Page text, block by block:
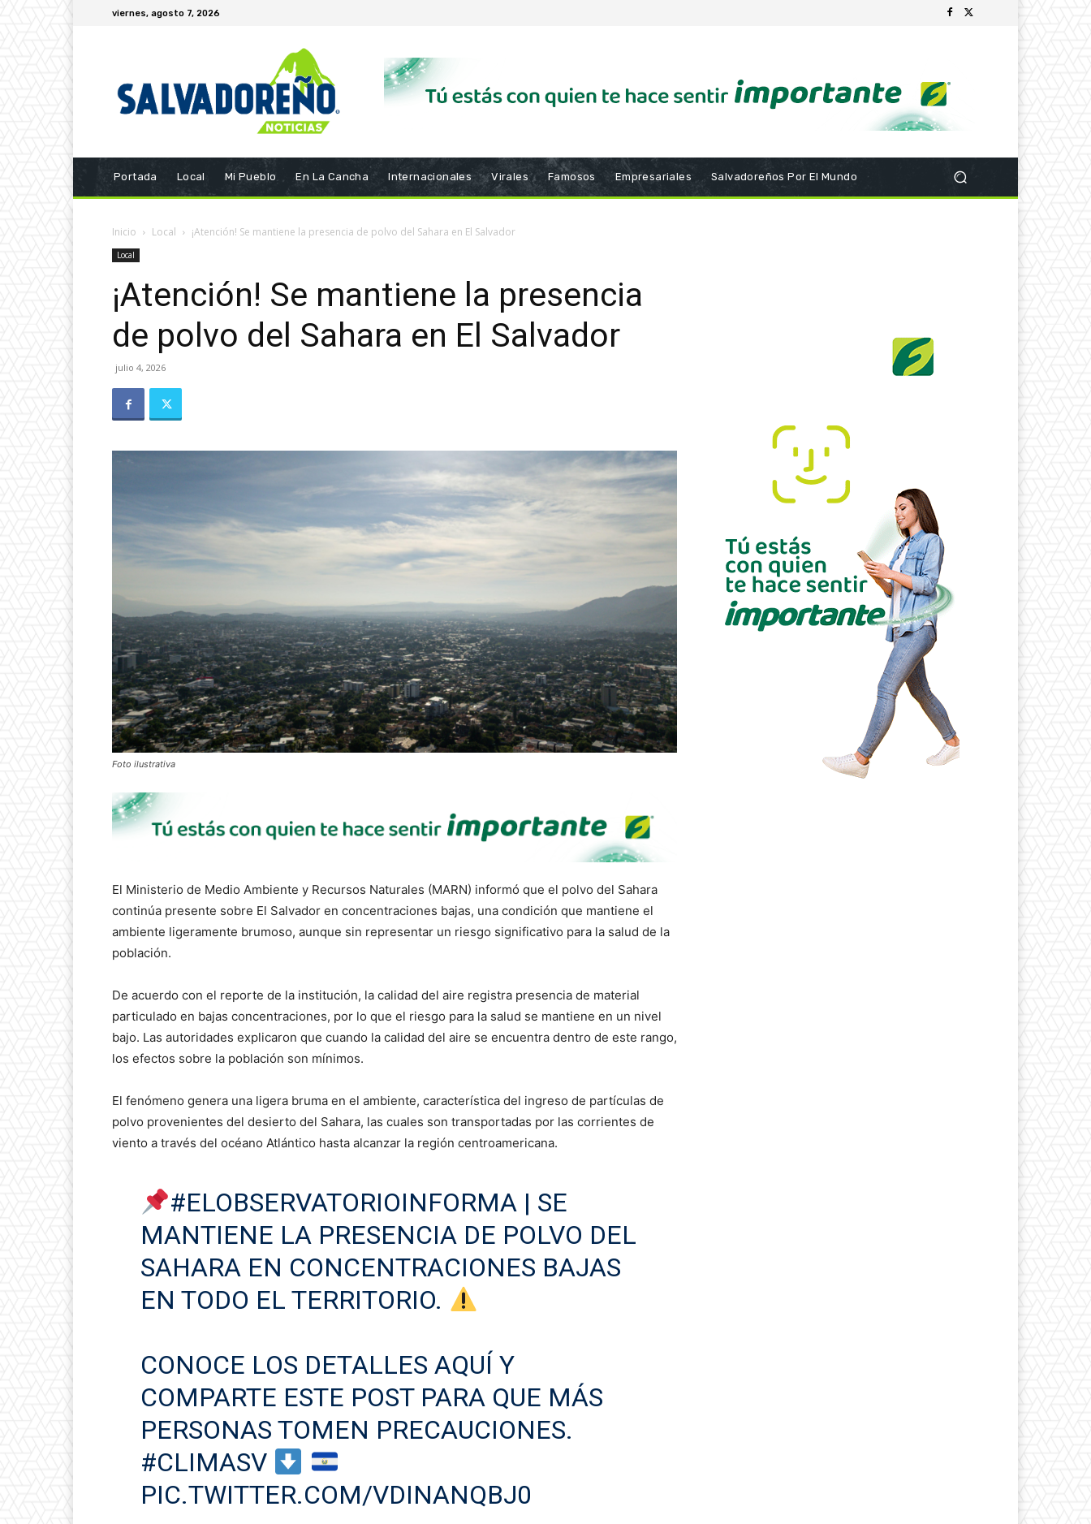
viernes, agosto 7, 2026
Portada Local Mi Pueblo En La Cancha Internacionales Virales Famosos Empresariales Salvadoreños Por El Mundo
Inicio Local ¡Atención! Se mantiene la presencia de polvo del Sahara en El Salvador
Local
¡Atención! Se mantiene la presencia
de polvo del Sahara en El Salvador
julio 4, 2026
Foto ilustrativa
El Ministerio de Medio Ambiente y Recursos Naturales (MARN) informó que el polvo del Sahara
continúa presente sobre El Salvador en concentraciones bajas, una condición que mantiene el
ambiente ligeramente brumoso, aunque sin representar un riesgo significativo para la salud de la
población.
De acuerdo con el reporte de la institución, la calidad del aire registra presencia de material
particulado en bajas concentraciones, por lo que el riesgo para la salud se mantiene en un nivel
bajo. Las autoridades explicaron que cuando la calidad del aire se encuentra dentro de este rango,
los efectos sobre la población son mínimos.
El fenómeno genera una ligera bruma en el ambiente, característica del ingreso de partículas de
polvo provenientes del desierto del Sahara, las cuales son transportadas por las corrientes de
viento a través del océano Atlántico hasta alcanzar la región centroamericana.
#ELOBSERVATORIOINFORMA | SE
MANTIENE LA PRESENCIA DE POLVO DEL
SAHARA EN CONCENTRACIONES BAJAS
EN TODO EL TERRITORIO.
CONOCE LOS DETALLES AQUÍ Y
COMPARTE ESTE POST PARA QUE MÁS
PERSONAS TOMEN PRECAUCIONES.
#CLIMASV
PIC.TWITTER.COM/VDINANQBJ0